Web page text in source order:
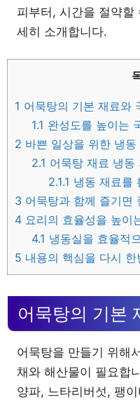
피부터, 시간을 절약
세히 소개합니다.
1 어묵탕의 기본 재료와
1.1 완성도를 높이는
2 바쁜 일상을 위한 냉동
2.1 어묵탕 재료 냉동
2.1.1 냉동 재료를
3 어묵탕과 함께 즐기면
4 요리의 효율성을 높이
4.1 냉동실을 효율적
5 내용의 핵심을 다시
어묵탕의 기본
어묵탕을 만들기 위해
채와 해산물이 필요합
양파, 느타리버섯, 팽